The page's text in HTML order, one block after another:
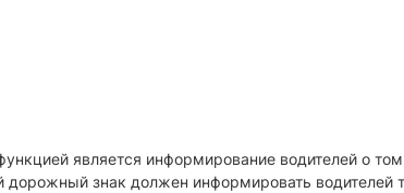
является информирование водителей о
дорожный знак должен информировать водителей